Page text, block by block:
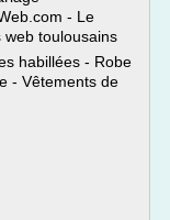
- Le
web toulousains
habillées - Robe
- Vêtements de